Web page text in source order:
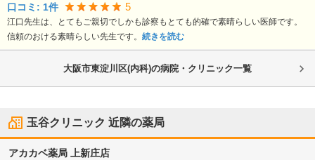
口コミ: 1件 5
江口先生は、とてもご親切でしかも診察もとても的確で素晴らしい医師です。
信頼のおける素晴らしい先生です。 続きを読む
大阪市東淀川区(内科)の病院・クリニック一覧
玉谷クリニック 近隣の薬局
アカカベ薬局 上新庄店